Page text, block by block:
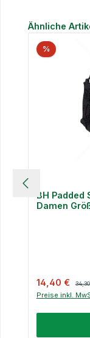
Produktgalerie
Ähnliche
%
BH Padded
Damen
14,40 €
Preise inkl.